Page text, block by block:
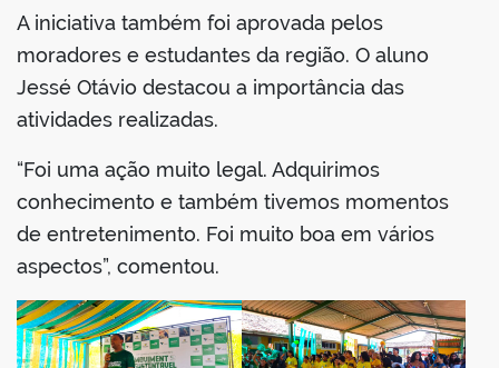
A iniciativa também foi aprovada pelos
moradores e estudantes da região. O aluno
Jessé Otávio destacou a importância das
atividades realizadas.
“Foi uma ação muito legal. Adquirimos
conhecimento e também tivemos momentos
de entretenimento. Foi muito boa em vários
aspectos”, comentou.